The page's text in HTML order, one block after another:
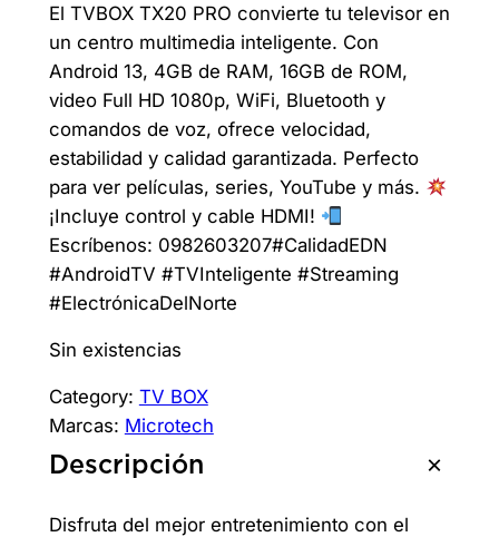
l
p
r
e
c
i
o
o
r
i
g
i
n
l
p
r
e
c
i
o
l
El TVBOX TX20 PRO convierte tu televisor en
un centro multimedia inteligente. Con
Android 13, 4GB de RAM, 16GB de ROM,
video Full HD 1080p, WiFi, Bluetooth y
comandos de voz, ofrece velocidad,
estabilidad y calidad garantizada. Perfecto
para ver películas, series, YouTube y más.
¡Incluye control y cable HDMI!
Escríbenos: 0982603207#CalidadEDN
#AndroidTV #TVInteligente #Streaming
#ElectrónicaDelNorte
Sin existencias
Category: TV BOX
Marcas: Microtech
Descripción
Disfruta del mejor entretenimiento con el